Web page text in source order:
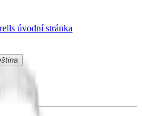
úvodní stránka